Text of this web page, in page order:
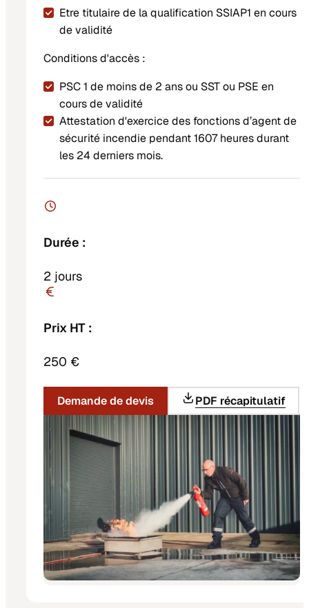
Etre titulaire de la qualification SSIAP1 en cours
de validité
Conditions d'accès :
PSC 1 de moins de 2 ans ou SST ou PSE en
cours de validité
Attestation d'exercice des fonctions d’agent de
sécurité incendie pendant 1607 heures durant
les 24 derniers mois.
Durée :
2 jours
Prix HT :
250 €
Demande de devis PDF récapitulatif